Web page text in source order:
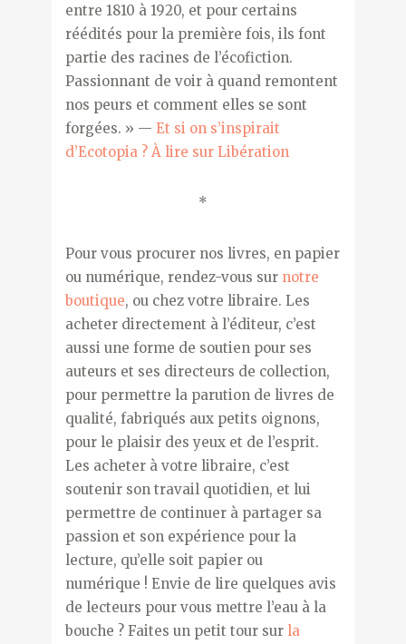
entre 1810 à 1920, et pour certains
réédités pour la première fois, ils font
partie des racines de l’écofiction.
Passionnant de voir à quand remontent
nos peurs et comment elles se sont
forgées. » — Et si on s’inspirait
d’Ecotopia ? À lire sur Libération
*
Pour vous procurer nos livres, en papier
ou numérique, rendez-vous sur notre
boutique, ou chez votre libraire. Les
acheter directement à l’éditeur, c’est
aussi une forme de soutien pour ses
auteurs et ses directeurs de collection,
pour permettre la parution de livres de
qualité, fabriqués aux petits oignons,
pour le plaisir des yeux et de l’esprit.
Les acheter à votre libraire, c’est
soutenir son travail quotidien, et lui
permettre de continuer à partager sa
passion et son expérience pour la
lecture, qu’elle soit papier ou
numérique ! Envie de lire quelques avis
de lecteurs pour vous mettre l’eau à la
bouche ? Faites un petit tour sur la